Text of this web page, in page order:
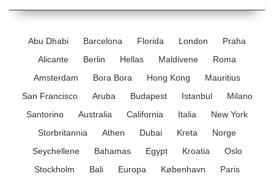
Abu Dhabi Barcelona Florida London
Praha
Alicante
Berlin Hellas Maldivene
Roma
Amsterdam
Bora Bora Hong Kong
Mauritius
San Francisco
Aruba Budapest Istanbul
Milano
Santorino
Australia California Italia
New York
Storbritannia
Athen Dubai Kreta
Norge
Seychellene
Bahamas Egypt Kroatia
Oslo
Stockholm
Bali Europa København
Paris